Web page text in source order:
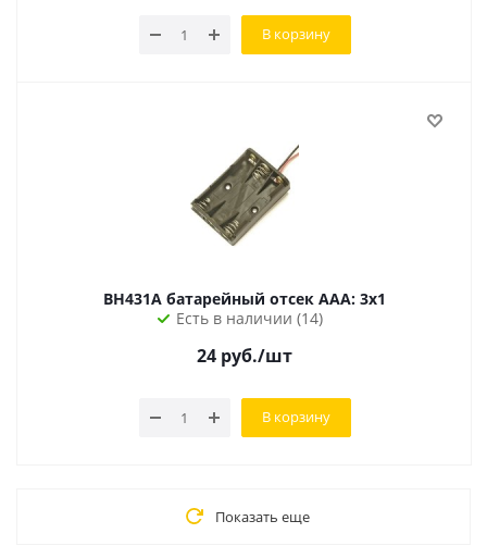
В корзину
BH431A батарейный отсек AAА: 3х1
Есть в наличии (14)
24 руб./шт
В корзину
Показать еще